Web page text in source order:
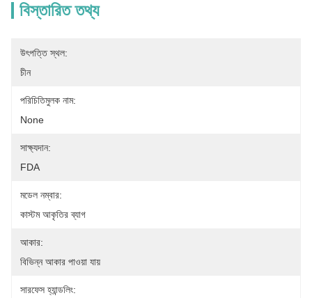
বিস্তারিত তথ্য
উৎপত্তি স্থল:
চীন
পরিচিতিমুলক নাম:
None
সাক্ষ্যদান:
FDA
মডেল নম্বার:
কাস্টম আকৃতির ব্যাগ
আকার:
বিভিন্ন আকার পাওয়া যায়
সারফেস হ্যান্ডলিং: